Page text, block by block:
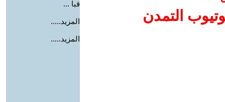
التمدن
قبا ...
المزيد.....
المزيد.....